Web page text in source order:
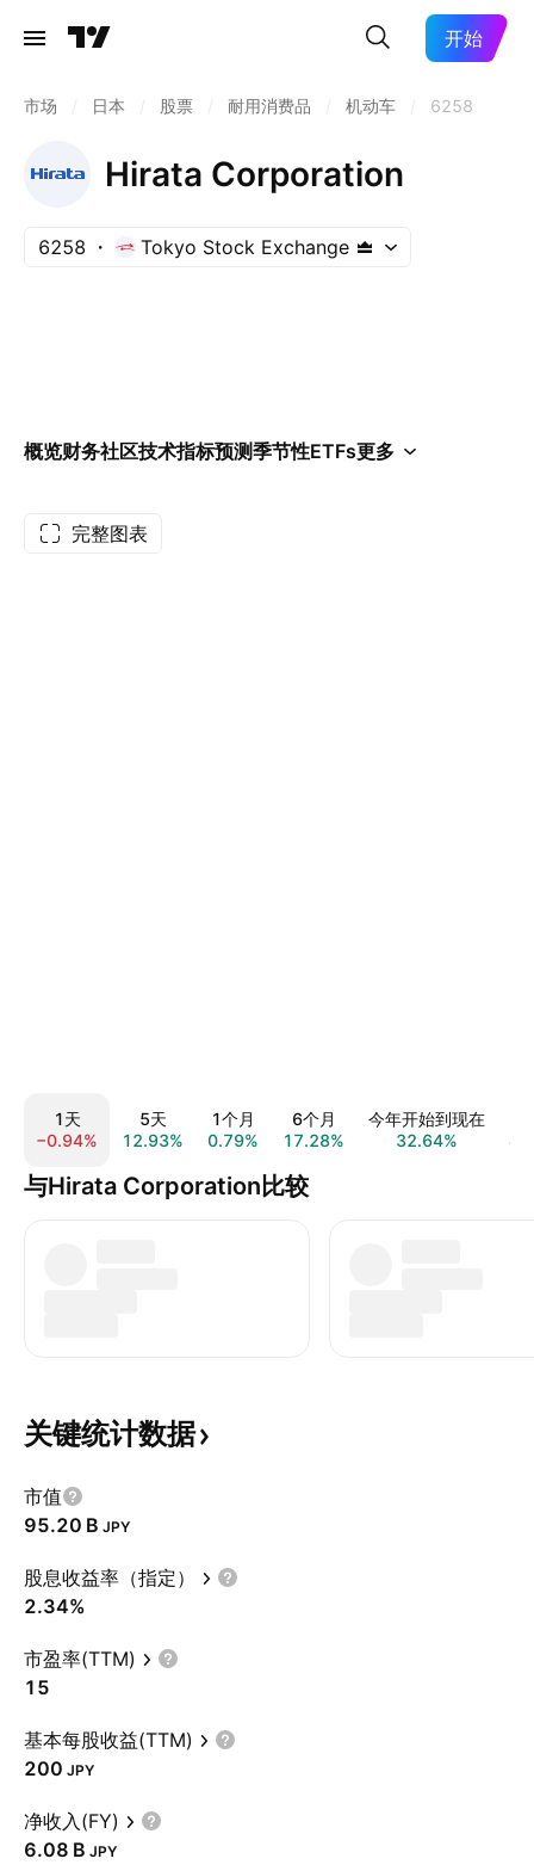
开始
市场 日本 股票 耐用消费品 机动车 6258
Hirata Corporation
6258 Tokyo Stock Exchange
概览财务社区技术指标预测季节性ETFs更多
完整图表
1天
−0.94%
5天
12.93%
1个月
0.79%
6个月
17.28%
今年开始到现在
32.64%
与Hirata Corporation比较
关键统计数据
市值
‪95.20 B‬ JPY
股息收益率（指定）
2.34%
市盈率(TTM)
15
基本每股收益(TTM)
200 JPY
净收入(FY)
‪6.08 B‬ JPY